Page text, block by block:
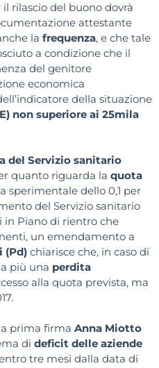
rilascio del buono dovrà
attestante
la frequenza, e che tale
a condizione che il
del genitore
economica
della situazione
non superiore ai 25mila
del Servizio sanitario
quanto riguarda la quota
sperimentale dello 0,1 per
del Servizio sanitario
in Piano di rientro che
un emendamento a
(Pd) chiarisce che, in caso di
più una perdita
alla quota prevista, ma
prima firma Anna Miotto
di deficit delle aziende
tre mesi dalla data di